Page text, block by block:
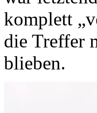
komplett
die Treffer
blieben.